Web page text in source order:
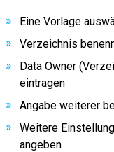
Eine Vorlage
Verzeichnis
Data Owner
eintragen
Angabe weiterer
Weitere
angeben